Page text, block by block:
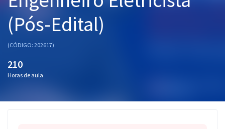
Mentorias
Questões grátis
Blog
(Pós-Edital)
(CÓDIGO: 202617)
210
Horas de aula